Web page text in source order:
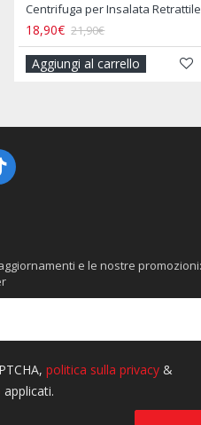
Contenitore Alimenti Pieghevole Silicone Tipo Tupperware
13,90€
al carrello
e le nostre promozioni: